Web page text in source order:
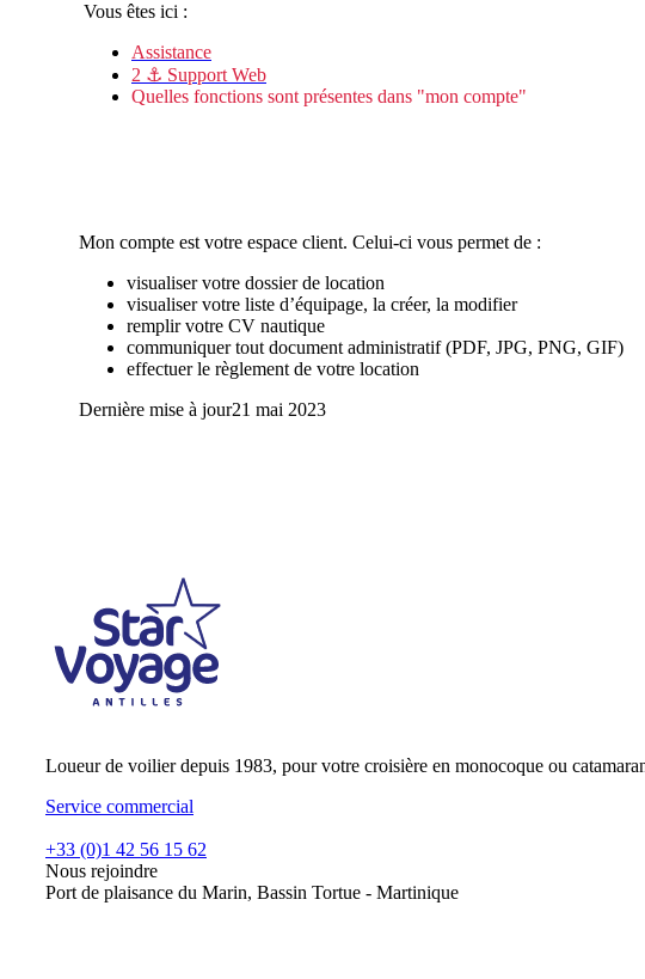
Vous êtes ici :
Assistance
2 ⚓ Support Web
Quelles fonctions sont présentes dans "mon compte"
Mon compte est votre espace client. Celui-ci vous permet de :
visualiser votre dossier de location
visualiser votre liste d’équipage, la créer, la modifier
remplir votre CV nautique
communiquer tout document administratif (PDF, JPG, PNG, GIF)
effectuer le règlement de votre location
Dernière mise à jour21 mai 2023
Loueur de voilier depuis 1983, pour votre croisière en monocoque ou
Service commercial
+33 (0)1 42 56 15 62
Nous rejoindre
Port de plaisance du Marin, Bassin Tortue - Martinique